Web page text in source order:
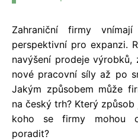
Zahraniční firmy
perspektivní pro expanzi.
navýšení prodeje
nové pracovní síly až po
Jakým způsobem může
na český trh? Který
koho se firmy mohou
poradit?